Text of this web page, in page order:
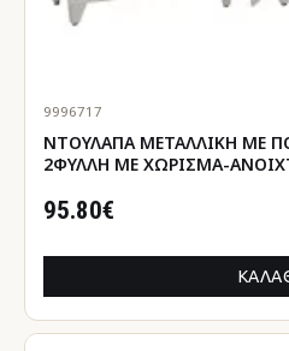
9996717
ΝΤΟΥΛΑΠΑ ΜΕΤΑΛΛΙΚΗ ΜΕ
2ΦΥΛΛΗ ΜΕ ΧΩΡΙΣΜΑ-
95.80€